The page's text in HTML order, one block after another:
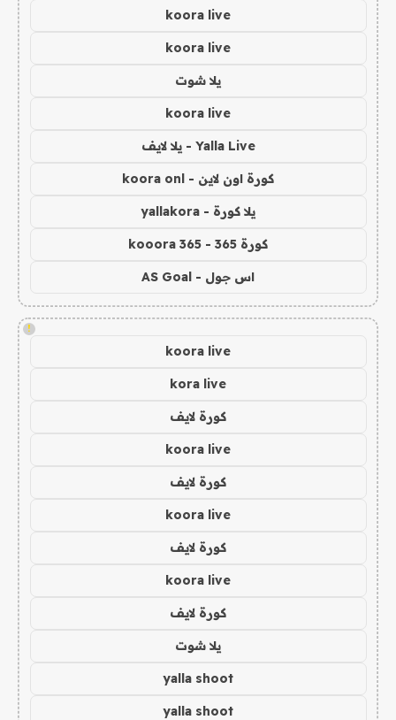
koora live
koora live
يلا شوت
koora live
Yalla Live - يلا لايف
كورة اون لاين - koora onl
يلا كورة - yallakora
كورة 365 - kooora 365
اس جول - AS Goal
!
koora live
kora live
كورة لايف
koora live
كورة لايف
koora live
كورة لايف
koora live
كورة لايف
يلا شوت
yalla shoot
yalla shoot